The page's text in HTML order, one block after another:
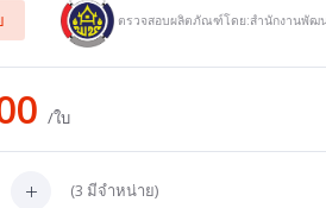
ตรวจสอบผลิตภัณฑ์โดย:สำนักงานพัฒ
/ใบ
(3 มีจำหน่าย)